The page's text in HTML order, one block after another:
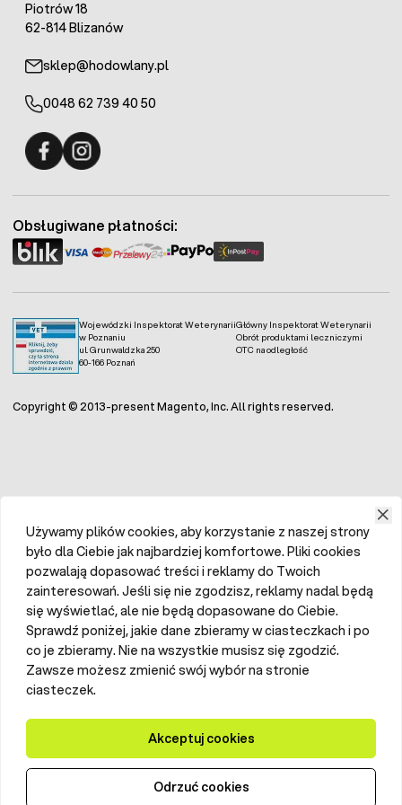
Piotrów 18
62-814 Blizanów
sklep@hodowlany.pl
0048 62 739 40 50
Wojewódzki Inspektorat Weterynarii
w Poznaniu
ul. Grunwaldzka 250
60-166 Poznań
Główny Inspektorat Weterynarii
Obrót produktami leczniczymi
OTC na odległość
Obsługiwane płatności:
Copyright © 2013-present Magento, Inc. All rights reserved.
Używamy plików cookies, aby korzystanie z naszej strony
było dla Ciebie jak najbardziej komfortowe. Pliki cookies
pozwalają dopasować treści i reklamy do Twoich
zainteresowań. Jeśli się nie zgodzisz, reklamy nadal będą
się wyświetlać, ale nie będą dopasowane do Ciebie.
Sprawdź poniżej, jakie dane zbieramy w ciasteczkach i po
co je zbieramy. Nie na wszystkie musisz się zgodzić.
Zawsze możesz zmienić swój wybór na stronie
ciasteczek.
Akceptuj cookies
Odrzuć cookies